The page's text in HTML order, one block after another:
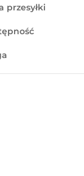
przesyłki